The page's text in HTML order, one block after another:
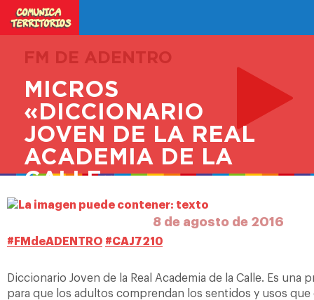
FM DE ADENTRO
MICROS
«DICCIONARIO
JOVEN DE LA REAL
ACADEMIA DE LA
CALLE»
8 de agosto de 2016
#‎ FMdeADENTRO‬ ‪#‎CAJ7210‬
Diccionario Joven de la Real Academia de la Calle. Es una
para que los adultos comprendan los sentidos y usos que